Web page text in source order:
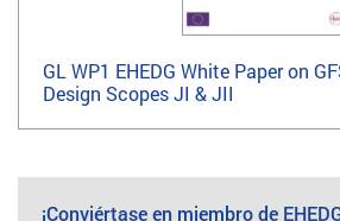
GL WP1 EHEDG White Paper on
Design Scopes JI & JII
¡Conviértase en miembro de